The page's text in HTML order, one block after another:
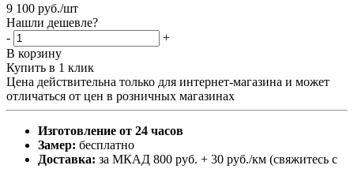
9 100 руб./шт
Нашли дешевле?
-
+
В корзину
Купить в 1 клик
Цена действительна только для интернет-магазина и может
отличаться от цен в розничных магазинах
Изготовление от 24 часов
Замер: бесплатно
Доставка: за МКАД 800 руб. + 30 руб./км (свяжитесь с